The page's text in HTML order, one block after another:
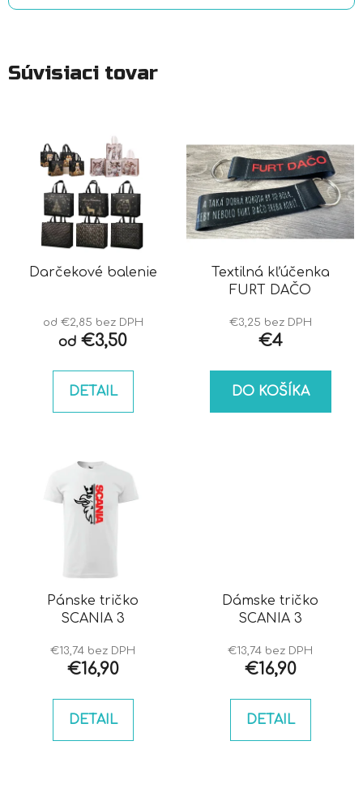
Súvisiaci tovar
Darčekové balenie
od €2,85 bez DPH
od €3,50
DETAIL
Textilná kľúčenka
FURT DAČO
€3,25 bez DPH
€4
DO KOŠÍKA
Pánske tričko
SCANIA 3
€13,74 bez DPH
€16,90
DETAIL
Dámske tričko
SCANIA 3
€13,74 bez DPH
€16,90
DETAIL